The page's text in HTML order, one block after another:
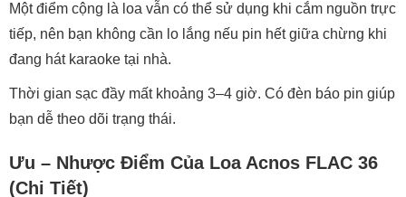
Một điểm cộng là loa vẫn có thể sử dụng khi cắm nguồn trực
tiếp, nên bạn không cần lo lắng nếu pin hết giữa chừng khi
đang hát karaoke tại nhà.
Thời gian sạc đầy mất khoảng 3–4 giờ. Có đèn báo pin giúp
bạn dễ theo dõi trạng thái.
Ưu – Nhược Điểm Của Loa Acnos FLAC 36
(Chi Tiết)